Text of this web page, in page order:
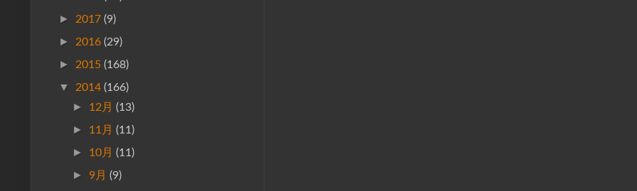
► 2017 (9)
► 2016 (29)
► 2015 (168)
▼ 2014 (166)
► 12月 (13)
► 11月 (11)
► 10月 (11)
► 9月 (9)